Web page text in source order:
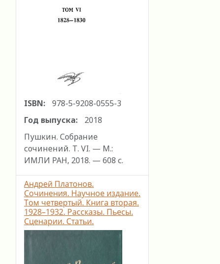
ISBN:
978-5-9208-0555-3
Год выпуска:
2018
Пушкин. Собрание
сочинений. Т. VI. — М.:
ИМЛИ РАН, 2018. — 608 с.
Андрей Платонов.
Сочинения. Научное издание.
Том четвертый. Книга вторая.
1928–1932. Рассказы. Пьесы.
Сценарии. Статьи.